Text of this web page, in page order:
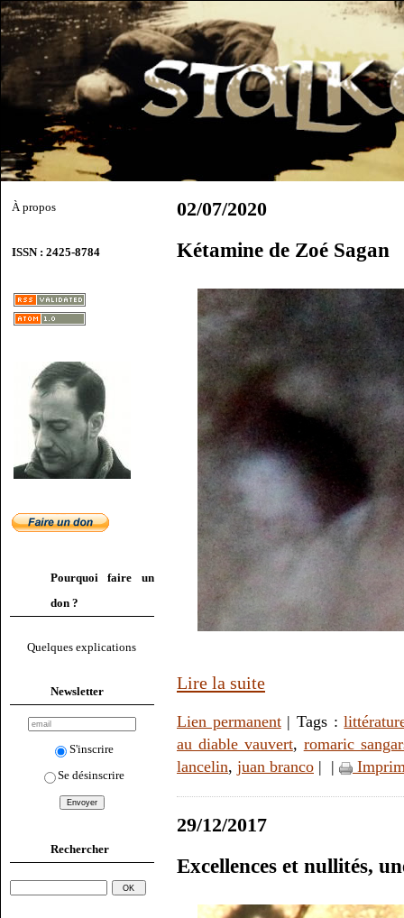
À propos
ISSN : 2425-8784
Pourquoi faire un
don ?
Quelques explications
Newsletter
S'inscrire
Se désinscrire
Rechercher
02/07/2020
Kétamine de Zoé Sagan
Lire la suite
Lien permanent| Tags :
au diable vauvert, romaric
lancelin, juan branco | |
29/12/2017
Excellences et nullités,